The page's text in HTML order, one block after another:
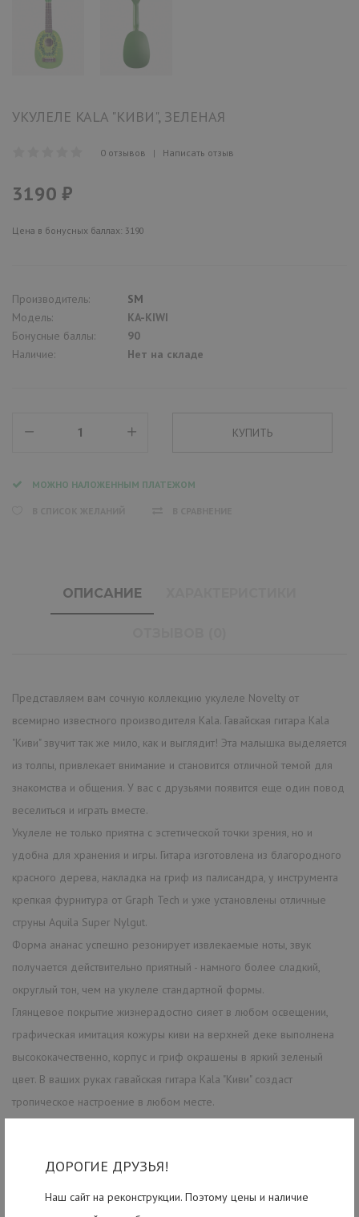
ДОРОГИЕ ДРУЗЬЯ!
Наш сайт на реконструкции. Поэтому цены и наличие
УКУЛЕЛЕ KALA "КИВИ", ЗЕЛЕНАЯ
0 отзывов | Написать отзыв
3190 ₽
Цена в бонусных баллах: 3190
Производитель:
SM
Модель:
KA-KIWI
Бонусные баллы:
90
Наличие:
Нет на складе
МОЖНО НАЛОЖЕННЫМ ПЛАТЕЖОМ
ОПИСАНИЕ
Представляем вам сочную коллекцию укулеле Novelty от
всемирно известного производителя Kala. Гавайская гитара Kala
"Киви" звучит так же мило, как и выглядит! Эта малышка выделяется
из толпы, привлекает внимание и становится отличной темой для
знакомства и общения. У вас с друзьями появится еще один повод
веселиться и играть вместе.
Укулеле не только приятна с эстетической точки зрения, но и
удобна для хранения и игры. Гитара изготовлена из благородного
красного дерева, накладка на гриф из палисандра, у инструмента
крепкая фурнитура от Graph Tech и уже установлены отличные
струны Aquila Super Nylgut.
Форма ананас успешно резонирует извлекаемые ноты, звук
получается действительно приятный - намного более сладкий,
округлый тон, чем на укулеле стандартной формы.
Глянцевое покрытие жизнерадостно сияет в любом освещении,
графическая имитация кожуры киви на верхней деке выполнена
высококачественно, корпус и гриф окрашены в яркий зеленый
цвет. В ваших руках гавайская гитара Kala "Киви" создаст
тропическое настроение в любом месте.